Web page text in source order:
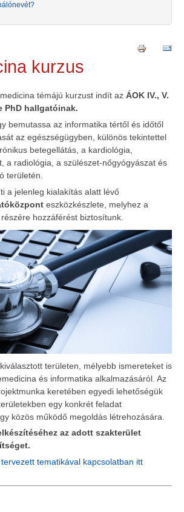
kurzus
témájú kurzust indít az ÁOK IV., V.
PhD hallgatóinak.
bemutassa az informatika tértől és időtől
az egészségügyben, különös tekintettel
betegellátás, a kardiológia,
a radiológia, a szülészet-nőgyógyászat és
területén.
a jelenleg kialakítás alatt lévő
eszközkészlete, melyhez a
hozzáférést biztosítunk.
területen, mélyebb ismereteket is
és informatika alkalmazásáról. Az
keretében egyedi lehetőségük
egy konkrét feladat
közös működő megoldás létrehozására.
az adott szakterület
tematikával kapcsolatban itt